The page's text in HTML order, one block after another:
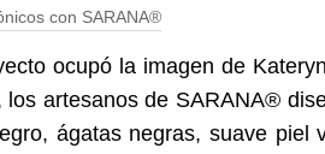
ocupó la imagen de
artesanos de SARANA®
ágatas negras, suave